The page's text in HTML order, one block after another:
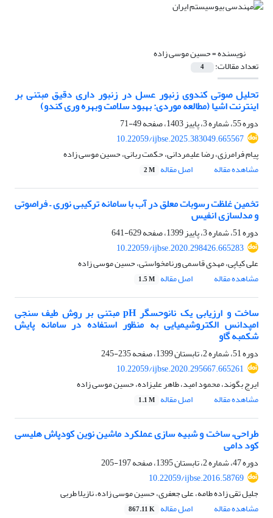
نویسنده =حسین موسی زاده
تعداد مقالات: 4
تحلیل صوتی کندوی زنبور عسل در زنبور داری دقیق مبتنی بر
اینترنت اشیا (مطالعه موردی: بهبود سلامت وبهره وری کندو)
دوره 55، شماره 3، پاییز 1403، صفحه
49-71
10.22059/ijbse.2025.383049.665567
پیام فرامرزی، رضا علیمردانی، حکمت ربانی، حسین موسی زاده
مشاهده مقاله
اصل مقاله 2 M
تخمین غلظت رسوبات معلق در آب با سامانه ترکیبی نوری – فراصوتی
و مدلسازی انفیس
دوره 51، شماره 3، پاییز 1399، صفحه
629-641
10.22059/ijbse.2020.298426.665283
علی کیاپی، مهدی قاسمی ورنامخواستی، حسین موسی زاده
مشاهده مقاله
اصل مقاله 1.5 M
ساخت و ارزیابی یک نانوحسگر pH مبتنی بر روش طیف سنجی
امپدانس الکتروشیمیایی به منظور استفاده در سامانه پایش
شکمبه گاو
دوره 51، شماره 2، تابستان 1399، صفحه
235-245
10.22059/ijbse.2020.295667.665261
ایرج بگوند، محمود امید، طاهر علیزاده، حسین موسی زاده
مشاهده مقاله
اصل مقاله 1.1 M
طراحی، ساخت و شبیه‏ سازی عملکرد ماشین نوین کودپاش هلیسی
کود دامی
دوره 47، شماره 2، تابستان 1395، صفحه
197-205
10.22059/ijbse.2016.58769
جلیل تقی زاده طامه، علی جعفری، حسین موسی زاده، نازیلا طربی
مشاهده مقاله
اصل مقاله 867.11 K